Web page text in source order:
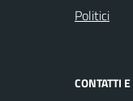
Politici
CONTATTI